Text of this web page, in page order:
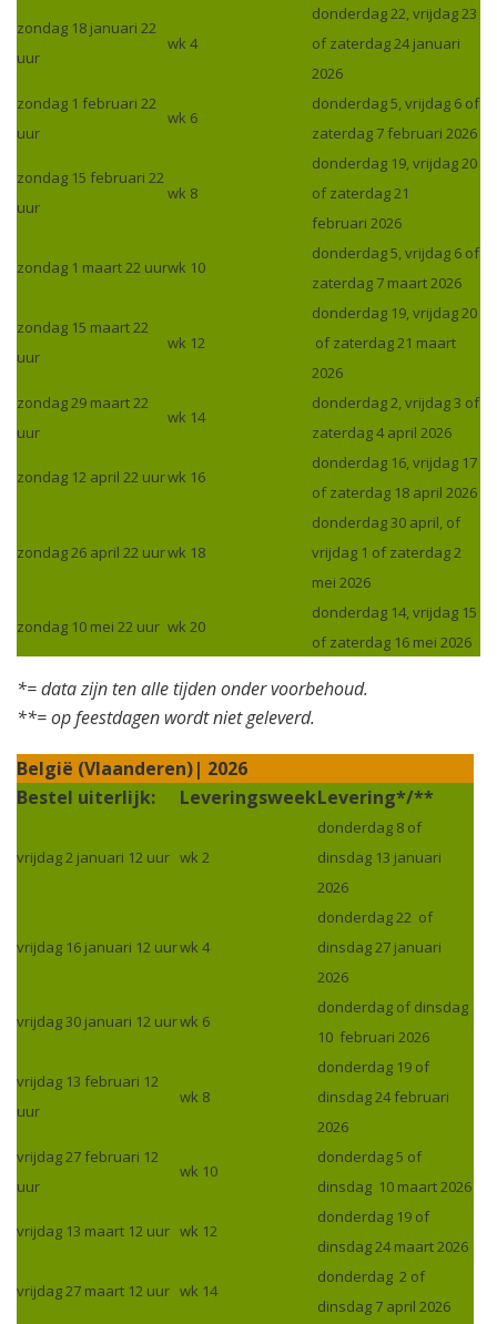
zondag 18 januari 22
uur
wk 4
donderdag 22, vrijdag 23
of zaterdag 24 januari
2026
zondag 1 februari 22
uur
wk 6
donderdag 5, vrijdag 6 of
zaterdag 7 februari 2026
zondag 15 februari 22
uur
wk 8
donderdag 19, vrijdag 20
of zaterdag 21
februari 2026
zondag 1 maart 22 uurwk 10
donderdag 5, vrijdag 6 of
zaterdag 7 maart 2026
zondag 15 maart 22
uur
wk 12
donderdag 19, vrijdag 20
of zaterdag 21 maart
2026
zondag 29 maart 22
uur
wk 14
donderdag 2, vrijdag 3 of
zaterdag 4 april 2026
zondag 12 april 22 uurwk 16
donderdag 16, vrijdag 17
of zaterdag 18 april 2026
zondag 26 april 22 uurwk 18
donderdag 30 april, of
vrijdag 1 of zaterdag 2
mei 2026
zondag 10 mei 22 uur wk 20
donderdag 14, vrijdag 15
of zaterdag 16 mei 2026
*= data zijn ten alle tijden onder voorbehoud.
**= op feestdagen wordt niet geleverd.
België (Vlaanderen)| 2026
Bestel uiterlijk:
LeveringsweekLevering*/**
vrijdag 2 januari 12 uur wk 2
donderdag 8 of
dinsdag 13 januari
2026
vrijdag 16 januari 12 uurwk 4
donderdag 22 of
dinsdag 27 januari
2026
vrijdag 30 januari 12 uurwk 6
donderdag of dinsdag
10 februari 2026
vrijdag 13 februari 12
uur
wk 8
donderdag 19 of
dinsdag 24 februari
2026
vrijdag 27 februari 12
uur
wk 10
donderdag 5 of
dinsdag 10 maart 2026
vrijdag 13 maart 12 uur wk 12
donderdag 19 of
dinsdag 24 maart 2026
vrijdag 27 maart 12 uur wk 14
donderdag 2 of
dinsdag 7 april 2026